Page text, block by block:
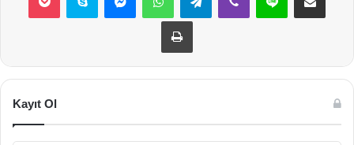
Yazdır
Kayıt Ol